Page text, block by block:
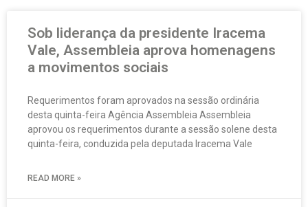
Sob liderança da presidente Iracema
Vale, Assembleia aprova homenagens
a movimentos sociais
Requerimentos foram aprovados na sessão ordinária
desta quinta-feira Agência Assembleia Assembleia
aprovou os requerimentos durante a sessão solene desta
quinta-feira, conduzida pela deputada Iracema Vale
READ MORE »